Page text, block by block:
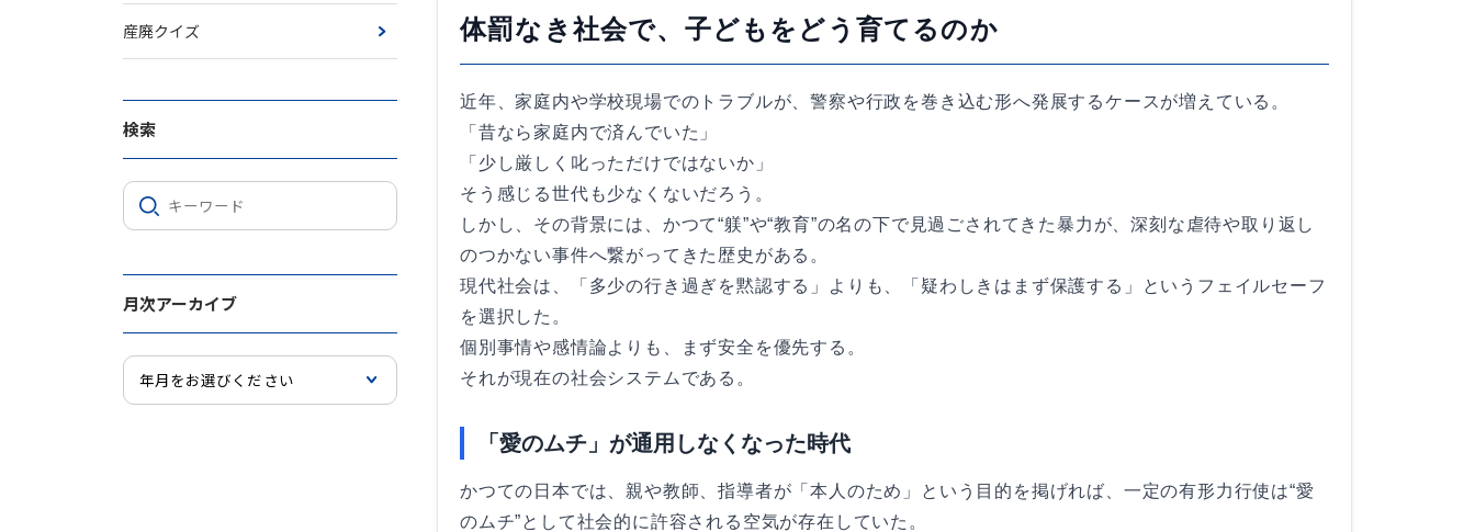
産廃クイズ
検索
月次アーカイブ
体罰なき社会で、子どもをどう育てるのか
近年、家庭内や学校現場でのトラブルが、警察や行政を巻き込む形へ発展するケースが増えている。
「昔なら家庭内で済んでいた」
「少し厳しく叱っただけではないか」
そう感じる世代も少なくないだろう。
しかし、その背景には、かつて“躾”や“教育”の名の下で見過ごされてきた暴力が、深刻な虐待や取り返し
のつかない事件へ繋がってきた歴史がある。
現代社会は、「多少の行き過ぎを黙認する」よりも、「疑わしきはまず保護する」というフェイルセーフ
を選択した。
個別事情や感情論よりも、まず安全を優先する。
それが現在の社会システムである。
「愛のムチ」が通用しなくなった時代
かつての日本では、親や教師、指導者が「本人のため」という目的を掲げれば、一定の有形力行使は“愛
のムチ”として社会的に許容される空気が存在していた。